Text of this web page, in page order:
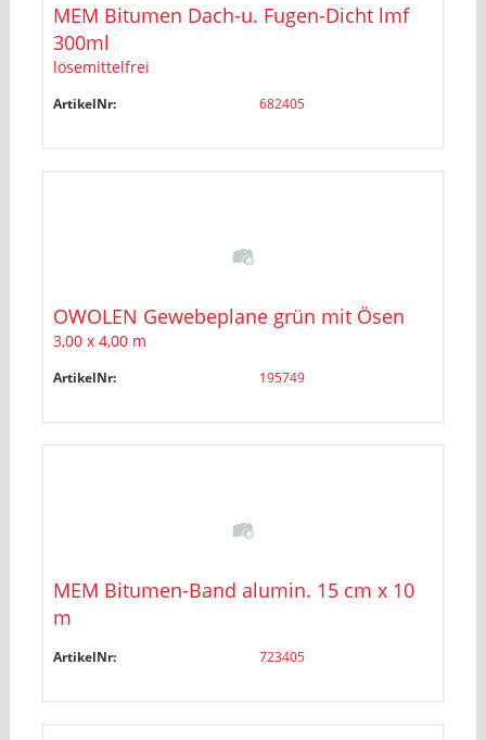
MEM Bitumen Dach-u. Fugen-Dicht lmf
300ml
lösemittelfrei
ArtikelNr: 682405
OWOLEN Gewebeplane grün mit Ösen
3,00 x 4,00 m
ArtikelNr: 195749
MEM Bitumen-Band alumin. 15 cm x 10
m
ArtikelNr: 723405